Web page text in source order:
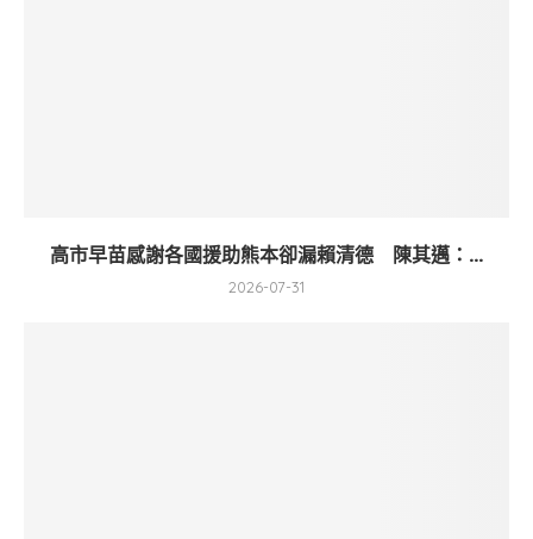
高市早苗感謝各國援助熊本卻漏賴清德 陳其邁：...
2026-07-31